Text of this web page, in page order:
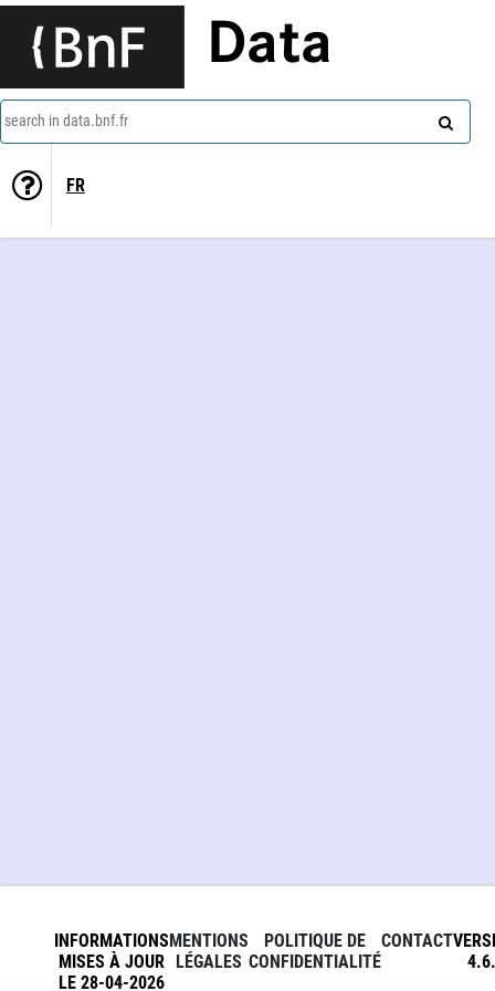
Data
search in data.bnf.fr
FR
INFORMATIONS
MISES À JOUR
LE 28-04-2026
MENTIONS
LÉGALES
POLITIQUE DE
CONFIDENTIALITÉ
CONTACT